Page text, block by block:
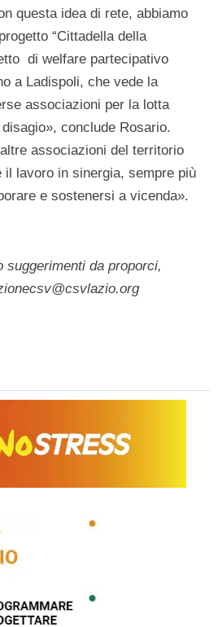
questa idea di rete, abbiamo
“Cittadella della
di welfare partecipativo
a Ladispoli, che vede la
associazioni per la lotta
conclude Rosario.
associazioni del territorio
il lavoro in sinergia, sempre più
e sostenersi a vicenda».
suggerimenti da proporci,